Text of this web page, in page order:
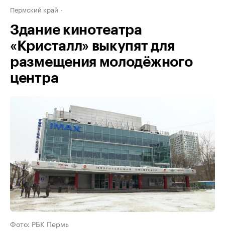
Пермский край
Здание кинотеатра
«Кристалл» выкупят для
размещения молодёжного
центра
Фото: РБК Пермь